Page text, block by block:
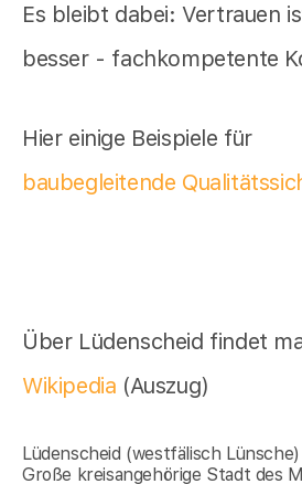
Es bleibt dabei: Vertrauen
besser - fachkompetente
Hier einige Beispiele für
baubegleitende
Über Lüdenscheid findet
Wikipedia (Auszug)
Lüdenscheid (westfälisch
Große kreisangehörige Stadt des